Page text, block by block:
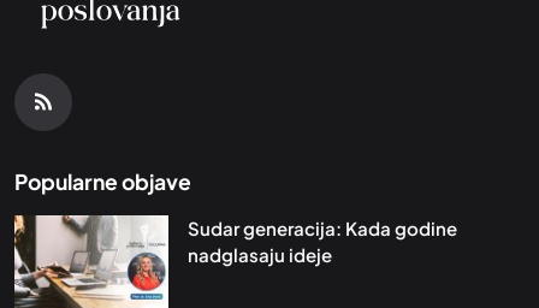
Popularne objave
Sudar generacija: Kada godine
nadglasaju ideje